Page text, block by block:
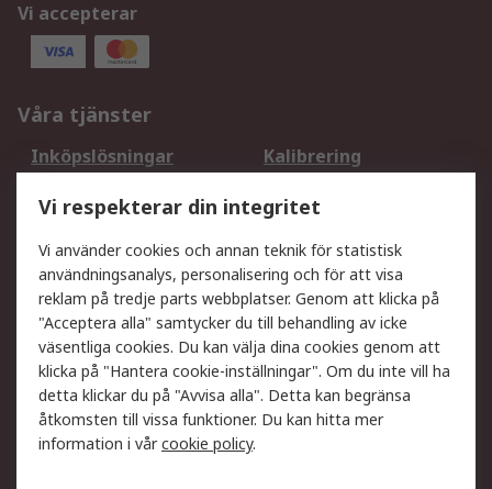
Vi accepterar
Våra tjänster
Inköpslösningar
Kalibrering
DesignSpark
Teknisk Support
Ditt lokala säljteam
Exportlösningar
Support
Få hjälp
Retur av varor
Leverans
Spåra din order
Begär en fakturakopi
Fördelar med RS-konto
Betalningsalternativ
Vi respekterar din integritet
Vi använder cookies och annan teknik för statistisk
användningsanalys, personalisering och för att visa
reklam på tredje parts webbplatser. Genom att klicka på
"Acceptera alla" samtycker du till behandling av icke
väsentliga cookies. Du kan välja dina cookies genom att
klicka på "Hantera cookie-inställningar". Om du inte vill ha
detta klickar du på "Avvisa alla". Detta kan begränsa
åtkomsten till vissa funktioner. Du kan hitta mer
information i vårcookie policy.